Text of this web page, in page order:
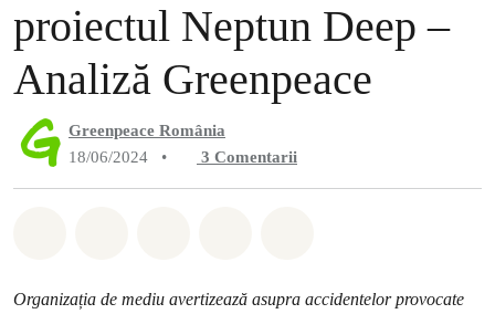
proiectul Neptun Deep –
Analiză Greenpeace
Greenpeace România
18/06/2024
• 3 Comentarii
Organizația de mediu avertizează asupra accidentelor provocate